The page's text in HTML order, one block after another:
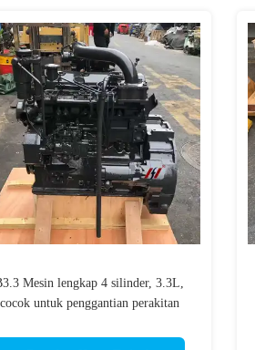
Mesin lengkap 4 silinder, 3.3L,
cocok untuk penggantian perakitan